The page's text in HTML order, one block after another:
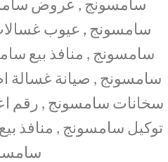
سامسونج , عروض
سامسونج , عيوب
سامسونج , منافذ بيع
سامسونج , صيانة غسالة
سخانات سامسونج , رقم
توكيل سامسونج , منافذ